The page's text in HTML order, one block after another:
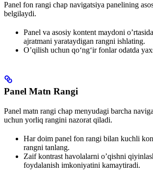
Panel fon rangi chap navigatsiya panelining
belgilaydi.
Panel va asosiy kontent maydoni
ajratmani yarataydigan rangni ishlating.
O’qilish uchun qoʻngʻir fonlar odatda
Panel Matn Rangi
Panel matn rangi chap menyudagi barcha
uchun yorliq rangini nazorat qiladi.
Har doim panel fon rangi bilan kuchli
rangni tanlang.
Zaif kontrast havolalarni o’qishni
foydalanish imkoniyatini kamaytiradi.